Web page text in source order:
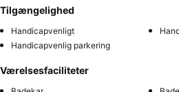
Tilgængelighed
Handicapvenligt
Handicapvenlig parkering
Værelsesfaciliteter